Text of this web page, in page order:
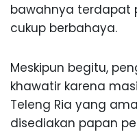
bawahnya terdapat
cukup berbahaya.
Meskipun begitu,
khawatir karena
Teleng Ria yang
disediakan papan